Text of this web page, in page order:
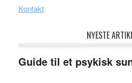
Kontakt
NYESTE
Guide til et psykisk